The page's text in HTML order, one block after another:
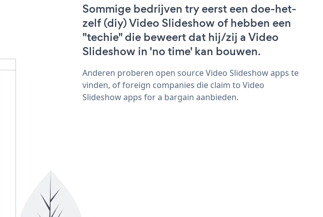
Sommige bedrijven try eerst een doe-het-
zelf (diy) Video Slideshow of hebben een
"techie" die beweert dat hij/zij a Video
Slideshow in 'no time' kan bouwen.
Anderen proberen open source Video Slideshow apps te
vinden, of foreign companies die claim to Video
Slideshow apps for a bargain aanbieden.